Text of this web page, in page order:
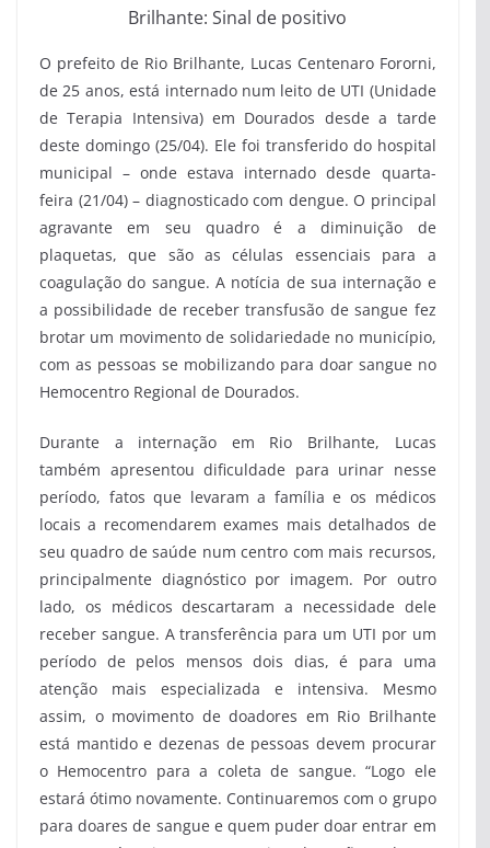
Brilhante: Sinal de positivo
O prefeito de Rio Brilhante, Lucas Centenaro Fororni,
de 25 anos, está internado num leito de UTI (Unidade
de Terapia Intensiva) em Dourados desde a tarde
deste domingo (25/04). Ele foi transferido do hospital
municipal – onde estava internado desde quarta-
feira (21/04) – diagnosticado com dengue. O principal
agravante em seu quadro é a diminuição de
plaquetas, que são as células essenciais para a
coagulação do sangue. A notícia de sua internação e
a possibilidade de receber transfusão de sangue fez
brotar um movimento de solidariedade no município,
com as pessoas se mobilizando para doar sangue no
Hemocentro Regional de Dourados.
Durante a internação em Rio Brilhante, Lucas
também apresentou dificuldade para urinar nesse
período, fatos que levaram a família e os médicos
locais a recomendarem exames mais detalhados de
seu quadro de saúde num centro com mais recursos,
principalmente diagnóstico por imagem. Por outro
lado, os médicos descartaram a necessidade dele
receber sangue. A transferência para um UTI por um
período de pelos mensos dois dias, é para uma
atenção mais especializada e intensiva. Mesmo
assim, o movimento de doadores em Rio Brilhante
está mantido e dezenas de pessoas devem procurar
o Hemocentro para a coleta de sangue. “Logo ele
estará ótimo novamente. Continuaremos com o grupo
para doares de sangue e quem puder doar entrar em